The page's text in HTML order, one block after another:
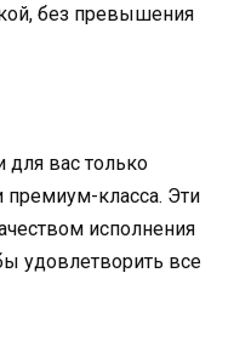
без превышения
вас только
класса. Эти
исполнения
удовлетворить все